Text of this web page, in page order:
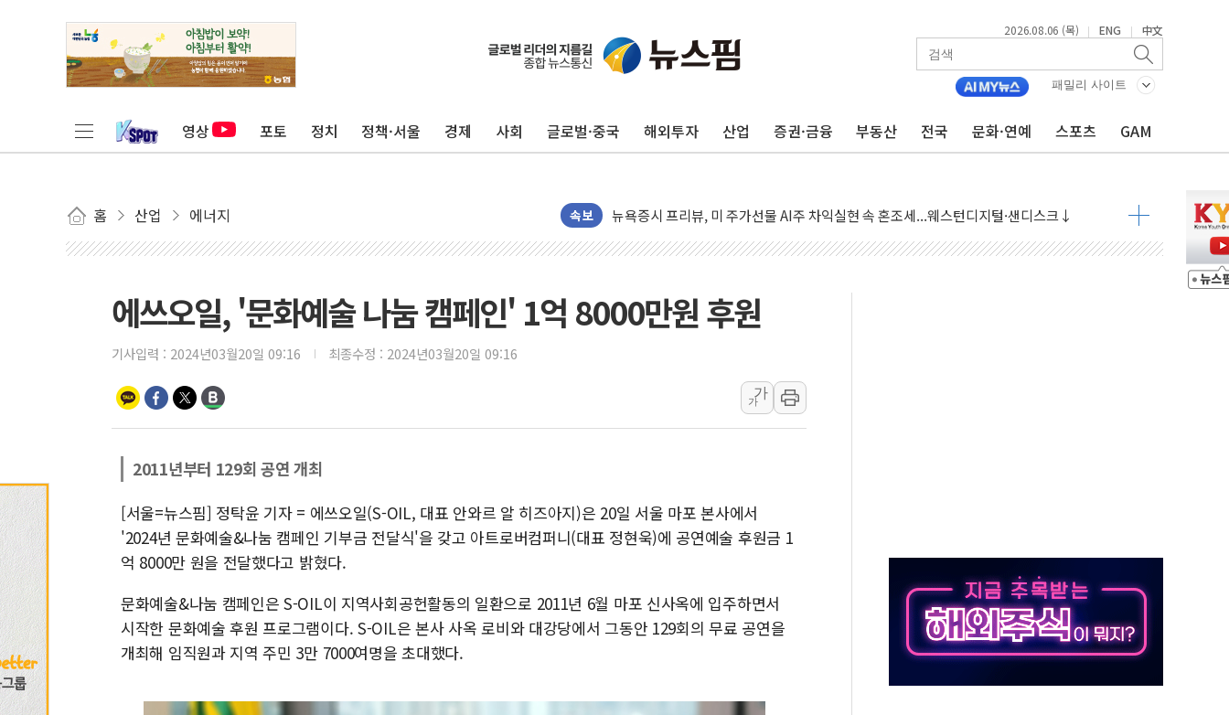
2026.08.06 (목) | ENG | 中文
패밀리 사이트
영상 포토 정치 정책·서울 경제 사회 글로벌·중국 해외투자 산업 증권·금융 부동산 전국 문화·연예 스포츠 GAM
홈 산업 에너지 속보
뉴욕증시 개장 전 특징주...모더나·아이온큐·도어대시↑ VS 샌디스크·피그마·앱러빈↓
김정관 장관 "영업이익 N% 성과급 반대…상법·자본시장법 개정 논의"
청와대, 북한 단거리 탄도미사일 발사에 긴급 안보 점검회의
금값 7주 만에 최고…美 고용 둔화·호르무즈 재개방 기대에 강세
러, 1인칭시점 드론으로 우크라 민간인 '사파리' 공격… 시민들 공포감 극대화 전략
[베트남 증시] 지수 하락 속 'DGC' 임시 주총 기대감에 홀로 상한가…마진 잔액은 사상 최고
양주 섬유염색공장서 화재 1명 중상…대응 1단계 진압 중
김정관 산업부 장관 "주 52시간 손봐야, 경쟁상대 中과 비교해야"
해군 1함대 창설 80주년…지역과 함께하는 '선봉'의 대민 봉사
동해해경, 독도 해상서 부유물 감긴 어선 구조
주한미군 "오산기지 누출, 백린 아닌 무해한 표면 부식 물질"
해군과 함께하는 '불금전파, 송정' 시즌2
강원도 폭염특보 11일째…온열질환·가축 피해 최소화 '총력 대응'
[코인 시황] 비트코인, ETF 자금 유입에도 박스권…美 암호화폐 법안 처리 여부도 변수
에쓰오일, '문화예술 나눔 캠페인' 1억 8000만원 후원
기사입력 : 2024년03월20일 09:16 최종수정 : 2024년03월20일 09:16
가
가
2011년부터 129회 공연 개최
[서울=뉴스핌] 정탁윤 기자 = 에쓰오일(S-OIL, 대표 안와르 알 히즈아지)은 20일 서울 마포 본사에서
'2024년 문화예술&나눔 캠페인 기부금 전달식'을 갖고 아트로버컴퍼니(대표 정현욱)에 공연예술 후원금 1
억 8000만 원을 전달했다고 밝혔다.
문화예술&나눔 캠페인은 S-OIL이 지역사회공헌활동의 일환으로 2011년 6월 마포 신사옥에 입주하면서
시작한 문화예술 후원 프로그램이다. S-OIL은 본사 사옥 로비와 대강당에서 그동안 129회의 무료 공연을
개최해 임직원과 지역 주민 3만 7000여명을 초대했다.